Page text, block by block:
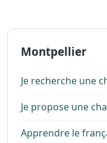
Montpellier
Je recherche une
Je propose une
Apprendre le